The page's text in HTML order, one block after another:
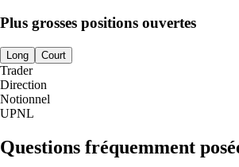
Plus grosses positions ouvertes
Long Court
Trader
Direction
Notionnel
UPNL
Questions fréquemment